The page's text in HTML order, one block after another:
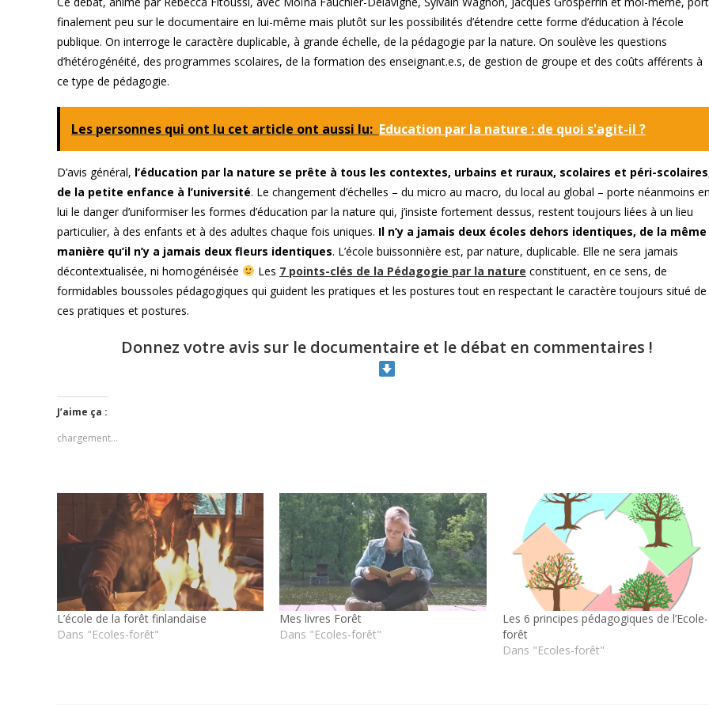
finalement peu sur le documentaire en lui-même mais plutôt sur les possibilités d’étendre cette forme d’éducation à l’école
publique. On interroge le caractère duplicable, à grande échelle, de la pédagogie par la nature. On soulève les questions
d’hétérogénéité, des programmes scolaires, de la formation des enseignant.e.s, de gestion de groupe et des coûts afférents à
ce type de pédagogie.
Les personnes qui ont lu cet article ont aussi lu: Education par la nature : de quoi s'agit-il ?
D’avis général, l’éducation par la nature se prête à tous les contextes, urbains et ruraux, scolaires et péri-
de la petite enfance à l’université. Le changement d’échelles – du micro au macro, du local au global – porte néanmoins en
lui le danger d’uniformiser les formes d’éducation par la nature qui, j’insiste fortement dessus, restent toujours liées à un lieu
particulier, à des enfants et à des adultes chaque fois uniques. Il n’y a jamais deux écoles dehors identiques, de la même
manière qu’il n’y a jamais deux fleurs identiques. L’école buissonnière est, par nature, duplicable. Elle ne sera jamais
décontextualisée, ni homogénéisée
Les 7 points-clés de la Pédagogie par la nature constituent, en ce sens, de
formidables boussoles pédagogiques qui guident les pratiques et les postures tout en respectant le caractère toujours situé de
ces pratiques et postures.
Donnez votre avis sur le documentaire et le débat en commentaires !
J’aime ça :
chargement…
L’école de la forêt finlandaise
Dans "Ecoles-forêt"
Mes livres Forêt
Dans "Ecoles-forêt"
Les 6 principes pédagogiques de l’Ecole-
forêt
Dans "Ecoles-forêt"